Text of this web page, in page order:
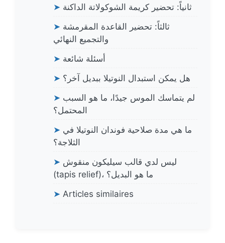
➤ ثانياً: تحضير كريمة الشوكولاتة الداكنة
➤ ثالثاً: تحضير القاعدة المقرمشة
والتجميع النهائي
➤ أسئلة شائعة
➤ هل يمكن استبدال النوتيلا ببديل آخر؟
➤ لم يتماسك الموس جيدًا، ما هو السبب
المحتمل؟
➤ ما هي مدة صلاحية فوندان النوتيلا في
الثلاجة؟
➤ ليس لدي قالب سيليكون منقوش
(tapis relief)، ما هو البديل؟
➤ Articles similaires